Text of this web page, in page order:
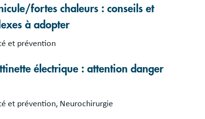
fortes chaleurs : conseils et
à adopter
et prévention
électrique : attention danger
et prévention, Neurochirurgie